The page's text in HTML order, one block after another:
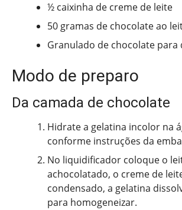
½ caixinha de creme de leite
50 gramas de chocolate ao
Granulado de chocolate para
Modo de preparo
Da camada de chocolate
Hidrate a gelatina incolor na
conforme instruções da
No liquidificador coloque o
achocolatado, o creme de
condensado, a gelatina
para homogeneizar.